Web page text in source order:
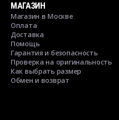
МАГАЗИН
Магазин в Москве
Оплата
Доставка
Помощь
Гарантия и безопасность
Проверка на оригинальность
Как выбрать размер
Обмен и возврат